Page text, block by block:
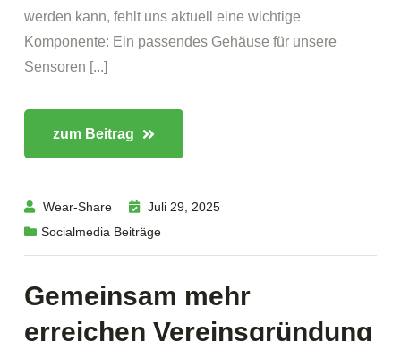
werden kann, fehlt uns aktuell eine wichtige
Komponente: Ein passendes Gehäuse für unsere
Sensoren [...]
zum Beitrag
Wear-Share
Juli 29, 2025
Socialmedia Beiträge
Gemeinsam mehr
erreichen Vereinsgründung